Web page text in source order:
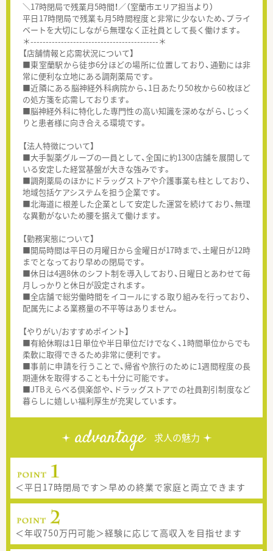
＼17時閉局で残業月5時間！／（室蘭市エリア担当より）
平日17時閉局で残業も月5時間程度と非常に少ないため、プライ
ベートを大切にしながら無理なく正社員として長く働けます。
＊------------------------------------------＊
【店舗情報と応需状況について】
■東室蘭駅から徒歩6分ほどの場所に位置しており、通勤には非
常に便利な立地にある調剤薬局です。
■近隣にある脳神経外科病院から、1日あたり50枚から60枚ほど
の処方箋を応需しております。
■脳神経外科に特化した専門性の高い知識を深めながら、じっく
りと患者様に向き合える環境です。
【法人特徴について】
■大手製薬グループの一員として、全国に約1300店舗を展開して
いる安定した経営基盤が大きな強みです。
■調剤薬局のほかにドラッグストアや介護事業も柱としており、
地域包括ケアシステムを担う企業です。
■北海道に根差した企業として安定した運営を続けており、無理
な異動がないため腰を据えて働けます。
【勤務実態について】
■開局時間は平日の月曜日から金曜日が17時まで、土曜日が12時
までとなっており早めの閉局です。
■休日は4週8休のシフト制を導入しており、日曜日とあわせて毎
月しっかりと休日が設定されます。
■全店舗で総労働時間をイコールにする取り組みを行っており、
配属先による業務量の不平等はありません。
【やりがい/おすすめポイント】
■有給休暇は1日単位や半日単位だけでなく、1時間単位からでも
柔軟に取得できるため非常に便利です。
■事前に申請を行うことで、帰省や旅行のために1週間程度の長
期連休を取得することも十分に可能です。
■JTBえらべる倶楽部や、ドラッグストアでの社員割引制度など
暮らしに嬉しい福利厚生が充実しています。
advantage 求人の魅力
＜平日17時閉局です＞早めの終業で家庭と両立できます
＜年収750万円可能＞経験に応じて高収入を目指せます